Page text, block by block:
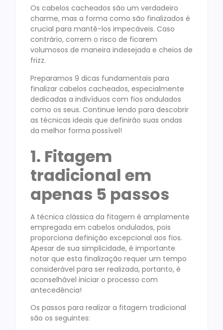
Os cabelos cacheados são um verdadeiro
charme, mas a forma como são finalizados é
crucial para mantê-los impecáveis. Caso
contrário, correm o risco de ficarem
volumosos de maneira indesejada e cheios de
frizz.
Preparamos 9 dicas fundamentais para
finalizar cabelos cacheados, especialmente
dedicadas a indivíduos com fios ondulados
como os seus. Continue lendo para descobrir
as técnicas ideais que definirão suas ondas
da melhor forma possível!
1. Fitagem
tradicional em
apenas 5 passos
A técnica clássica da fitagem é amplamente
empregada em cabelos ondulados, pois
proporciona definição excepcional aos fios.
Apesar de sua simplicidade, é importante
notar que esta finalização requer um tempo
considerável para ser realizada, portanto, é
aconselhável iniciar o processo com
antecedência!
Os passos para realizar a fitagem tradicional
são os seguintes: